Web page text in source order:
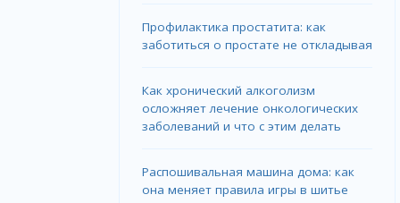
Профилактика простатита: как
заботиться о простате не откладывая
Как хронический алкоголизм
осложняет лечение онкологических
заболеваний и что с этим делать
Распошивальная машина дома: как
она меняет правила игры в шитье